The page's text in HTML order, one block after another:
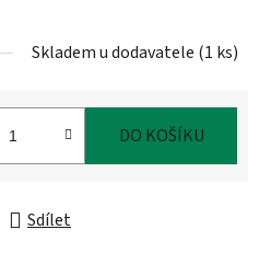
Skladem u dodavatele (1 ks)
DO KOŠÍKU
Sdílet